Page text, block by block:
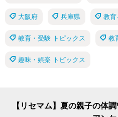
大阪府 兵庫県 教育
教育・受験 トピックス 教
趣味・娯楽 トピックス
【リセマム】夏の親子の体